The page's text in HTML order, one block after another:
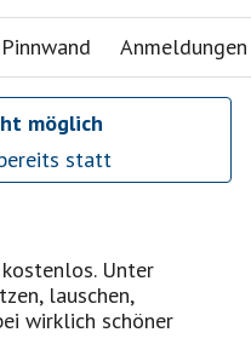
Pinnwand Anmeldungen
möglich
statt
Unter
lauschen,
wirklich schöner